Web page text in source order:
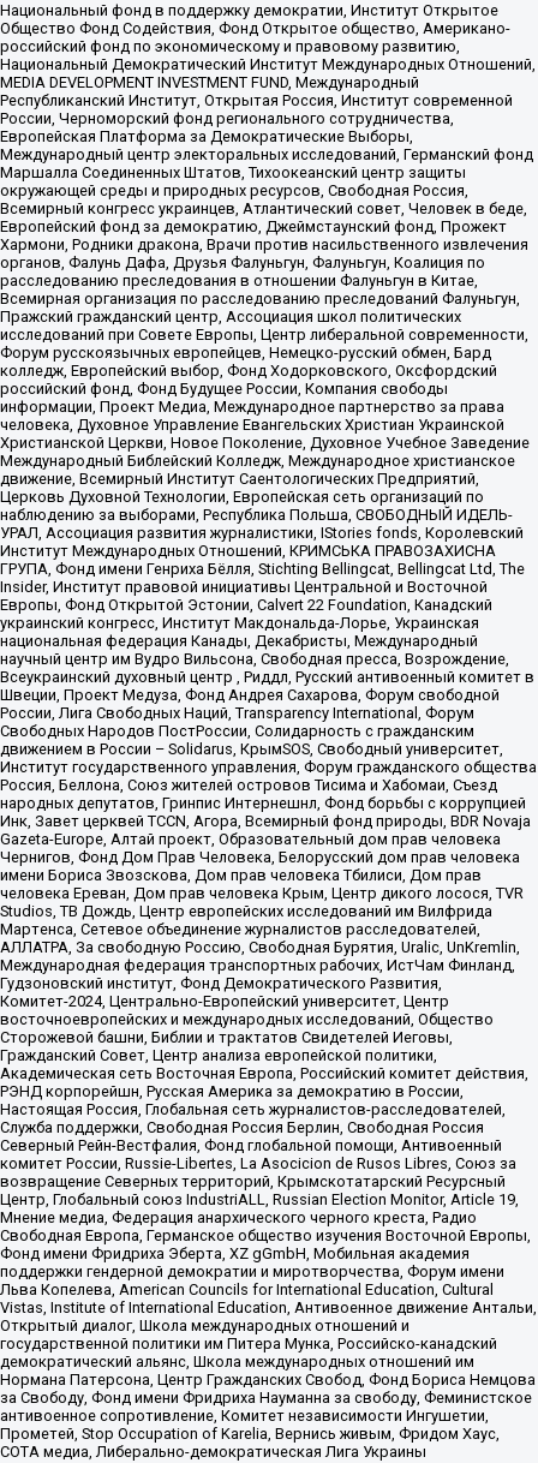
Национальный фонд в поддержку демократии, Институт Открытое
Общество Фонд Содействия, Фонд Открытое общество, Американо-
российский фонд по экономическому и правовому развитию,
Национальный Демократический Институт Международных Отношений,
MEDIA DEVELOPMENT INVESTMENT FUND, Международный
Республиканский Институт, Открытая Россия, Институт современной
России, Черноморский фонд регионального сотрудничества,
Европейская Платформа за Демократические Выборы,
Международный центр электоральных исследований, Германский фонд
Маршалла Соединенных Штатов, Тихоокеанский центр защиты
окружающей среды и природных ресурсов, Свободная Россия,
Всемирный конгресс украинцев, Атлантический совет, Человек в беде,
Европейский фонд за демократию, Джеймстаунский фонд, Прожект
Хармони, Родники дракона, Врачи против насильственного извлечения
органов, Фалунь Дафа, Друзья Фалуньгун, Фалуньгун, Коалиция по
расследованию преследования в отношении Фалуньгун в Китае,
Всемирная организация по расследованию преследований Фалуньгун,
Пражский гражданский центр, Ассоциация школ политических
исследований при Совете Европы, Центр либеральной современности,
Форум русскоязычных европейцев, Немецко-русский обмен, Бард
колледж, Европейский выбор, Фонд Ходорковского, Оксфордский
российский фонд, Фонд Будущее России, Компания свободы
информации, Проект Медиа, Международное партнерство за права
человека, Духовное Управление Евангельских Христиан Украинской
Христианской Церкви, Новое Поколение, Духовное Учебное Заведение
Международный Библейский Колледж, Международное христианское
движение, Всемирный Институт Саентологических Предприятий,
Церковь Духовной Технологии, Европейская сеть организаций по
наблюдению за выборами, Республика Польша, СВОБОДНЫЙ ИДЕЛЬ-
УРАЛ, Ассоциация развития журналистики, IStories fonds, Королевский
Институт Международных Отношений, КРИМСЬКА ПРАВОЗАХИСНА
ГРУПА, Фонд имени Генриха Бёлля, Stichting Bellingcat, Bellingcat Ltd, The
Insider, Институт правовой инициативы Центральной и Восточной
Европы, Фонд Открытой Эстонии, Calvert 22 Foundation, Канадский
украинский конгресс, Институт Макдональда-Лорье, Украинская
национальная федерация Канады, Декабристы, Международный
научный центр им Вудро Вильсона, Свободная пресса, Возрождение,
Всеукраинский духовный центр , Риддл, Русский антивоенный комитет в
Швеции, Проект Медуза, Фонд Андрея Сахарова, Форум свободной
России, Лига Свободных Наций, Transparеncy International, Форум
Свободных Народов ПостРоссии, Солидарность с гражданским
движением в России – Solidarus, КрымSOS, Свободный университет,
Институт государственного управления, Форум гражданского общества
Россия, Беллона, Союз жителей островов Тисима и Хабомаи, Съезд
народных депутатов, Гринпис Интернешнл, Фонд борьбы с коррупцией
Инк, Завет церквей TCCN, Агора, Всемирный фонд природы, BDR Novaja
Gazeta-Europe, Алтай проект, Образовательный дом прав человека
Чернигов, Фонд Дом Прав Человека, Белорусский дом прав человека
имени Бориса Звозскова, Дом прав человека Тбилиси, Дом прав
человека Ереван, Дом прав человека Крым, Центр дикого лосося, TVR
Studios, ТВ Дождь, Центр европейских исследований им Вилфрида
Мартенса, Сетевое объединение журналистов расследователей,
АЛЛАТРА, За свободную Россию, Свободная Бурятия, Uralic, UnKremlin,
Международная федерация транспортных рабочих, ИстЧам Финланд,
Гудзоновский институт, Фонд Демократического Развития,
Комитет-2024, Центрально-Европейский университет, Центр
восточноевропейских и международных исследований, Общество
Сторожевой башни, Библии и трактатов Свидетелей Иеговы,
Гражданский Совет, Центр анализа европейской политики,
Академическая сеть Восточная Европа, Российский комитет действия,
РЭНД корпорейшн, Русская Америка за демократию в России,
Настоящая Россия, Глобальная сеть журналистов-расследователей,
Служба поддержки, Свободная Россия Берлин, Свободная Россия
Северный Рейн-Вестфалия, Фонд глобальной помощи, Антивоенный
комитет России, Russie-Libertes, La Asocicion de Rusos Libres, Союз за
возвращение Северных территорий, Крымскотатарский Ресурсный
Центр, Глобальный союз IndustriALL, Russian Election Monitor, Article 19,
Мнение медиа, Федерация анархического черного креста, Радио
Свободная Европа, Германское общество изучения Восточной Европы,
Фонд имени Фридриха Эберта, XZ gGmbH, Мобильная академия
поддержки гендерной демократии и миротворчества, Форум имени
Льва Копелева, American Councils for International Education, Cultural
Vistas, Institute of International Education, Антивоенное движение Антальи,
Открытый диалог, Школа международных отношений и
государственной политики им Питера Мунка, Российско-канадский
демократический альянс, Школа международных отношений им
Нормана Патерсона, Центр Гражданских Свобод, Фонд Бориса Немцова
за Свободу, Фонд имени Фридриха Науманна за свободу, Феминистское
антивоенное сопротивление, Комитет независимости Ингушетии,
Прометей, Stop Occupation of Karelia, Вернись живым, Фридом Хаус,
СОТА медиа, Либерально-демократическая Лига Украины